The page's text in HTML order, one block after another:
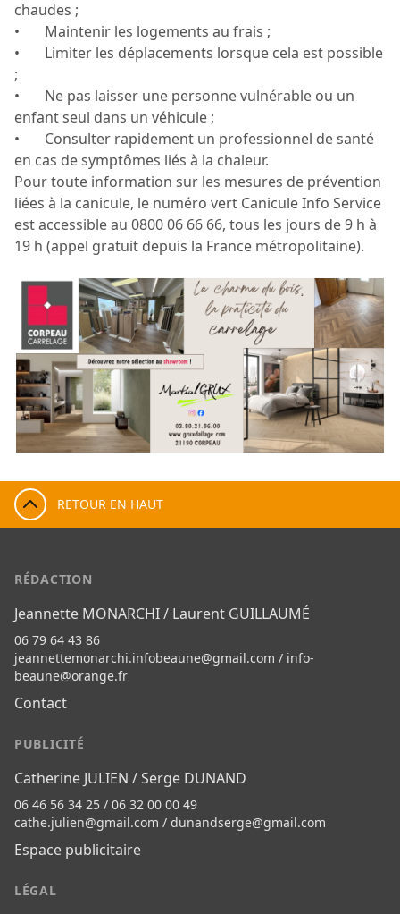
chaudes ;
• Maintenir les logements au frais ;
• Limiter les déplacements lorsque cela est possible
;
• Ne pas laisser une personne vulnérable ou un
enfant seul dans un véhicule ;
• Consulter rapidement un professionnel de santé
en cas de symptômes liés à la chaleur.
Pour toute information sur les mesures de prévention
liées à la canicule, le numéro vert Canicule Info Service
est accessible au 0800 06 66 66, tous les jours de 9 h à
19 h (appel gratuit depuis la France métropolitaine).
RETOUR EN HAUT
RÉDACTION
Jeannette MONARCHI / Laurent GUILLAUMÉ
06 79 64 43 86
jeannettemonarchi.infobeaune@gmail.com / info-
beaune@orange.fr
Contact
PUBLICITÉ
Catherine JULIEN / Serge DUNAND
06 46 56 34 25 / 06 32 00 00 49
cathe.julien@gmail.com / dunandserge@gmail.com
Espace publicitaire
LÉGAL